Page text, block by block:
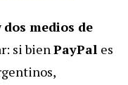
dos medios de
si bienPayPal es